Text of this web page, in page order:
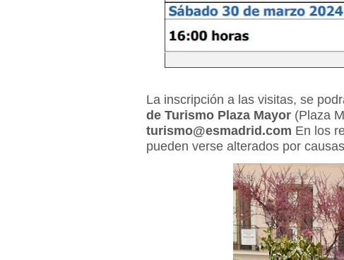
La inscripción a las visitas, se
de Turismo Plaza Mayor (Plaza
turismo@esmadrid.com En los
pueden verse alterados por